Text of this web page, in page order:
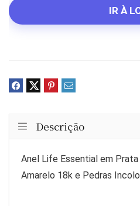
IR À
Descrição
Anel Life Essential em
Amarelo 18k e Pedras